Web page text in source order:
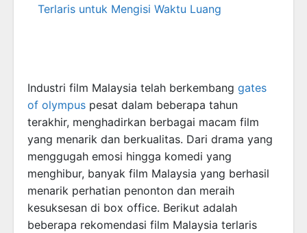
Terlaris untuk Mengisi Waktu Luang
Industri film Malaysia telah berkembang gates
of olympus pesat dalam beberapa tahun
terakhir, menghadirkan berbagai macam film
yang menarik dan berkualitas. Dari drama yang
menggugah emosi hingga komedi yang
menghibur, banyak film Malaysia yang berhasil
menarik perhatian penonton dan meraih
kesuksesan di box office. Berikut adalah
beberapa rekomendasi film Malaysia terlaris